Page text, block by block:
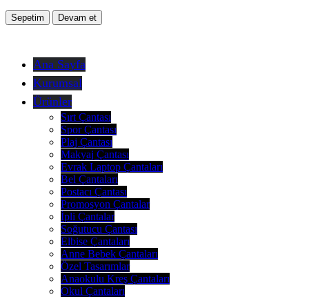
Sepetim Devam et
Ana Sayfa
Kurumsal
Ürünler
Sırt Çantası
Spor Çantası
Plaj Çantası
Makyaj Çantası
Evrak Laptop Çantaları
Bel Çantaları
Postacı Çantası
Promosyon Çantalar
İpli Çantalar
Soğutucu Çantası
Elbise Çantaları
Anne Bebek Çantaları
Özel Tasarımlar
Anaokulu Kreş Çantaları
Okul Çantaları